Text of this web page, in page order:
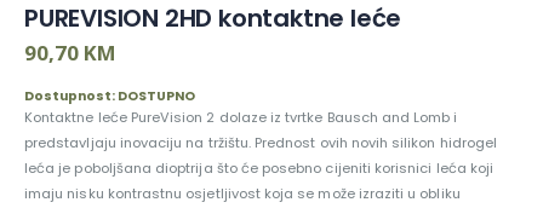
PUREVISION 2HD kontaktne leće
90,70 KM
Dostupnost: DOSTUPNO
Kontaktne leće PureVision 2 dolaze iz tvrtke Bausch and Lomb i
predstavljaju inovaciju na tržištu. Prednost ovih novih silikon hidrogel
leća je poboljšana dioptrija što će posebno cijeniti korisnici leća koji
imaju nisku kontrastnu osjetljivost koja se može izraziti u obliku